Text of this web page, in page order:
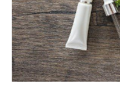
掲載情報
Newsletter
インタビュー
セミナー情報
TPCジャーナル
- 求める人物像
- 人事育成システム
- 先輩社員の声
- エントリー一覧
- TPCでの働き方
Contents ／ 事業紹
お問い合わせ
情報セキュリティ基本方針
コンプライアンス規程